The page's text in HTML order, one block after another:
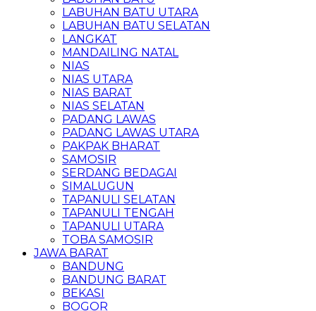
LABUHAN BATU UTARA
LABUHAN BATU SELATAN
LANGKAT
MANDAILING NATAL
NIAS
NIAS UTARA
NIAS BARAT
NIAS SELATAN
PADANG LAWAS
PADANG LAWAS UTARA
PAKPAK BHARAT
SAMOSIR
SERDANG BEDAGAI
SIMALUGUN
TAPANULI SELATAN
TAPANULI TENGAH
TAPANULI UTARA
TOBA SAMOSIR
JAWA BARAT
BANDUNG
BANDUNG BARAT
BEKASI
BOGOR